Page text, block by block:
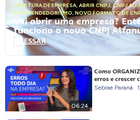
ABERTURA DE EMPRESA, ABRIR CNPJ,CNPJ
EMPREENDEDORISMO, NOVO FORMATO DE
Vai abrir uma empresa?
funciona o novo CNPJ
ACESSAR
06:24
Como
erros e crescer
Sebrae Paraná